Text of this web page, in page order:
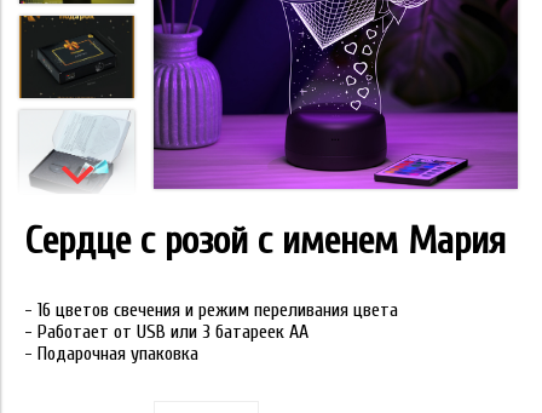
Сердце с розой с именем Мария
- 16 цветов свечения и режим переливания цвета
- Работает от USB или 3 батареек АА
- Подарочная упаковка